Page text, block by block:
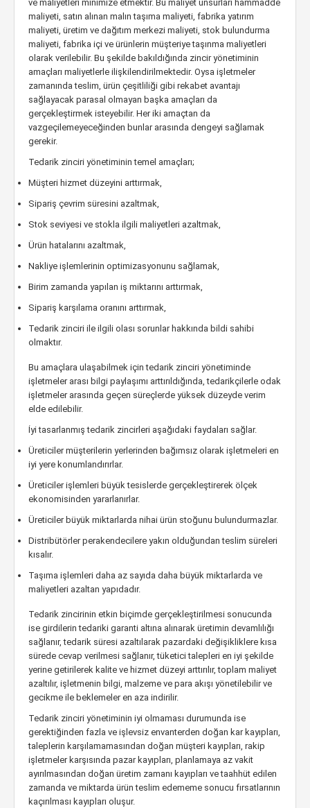
ve maliyetleri minimize etmektir. Bu maliyet unsurları hammadde
maliyeti, satın alınan malın taşıma maliyeti, fabrika yatırım
maliyeti, üretim ve dağıtım merkezi maliyeti, stok bulundurma
maliyeti, fabrika içi ve ürünlerin müşteriye taşınma maliyetleri
olarak verilebilir. Bu şekilde bakıldığında zincir yönetiminin
amaçları maliyetlerle ilişkilendirilmektedir. Oysa işletmeler
zamanında teslim, ürün çeşitliliği gibi rekabet avantajı
sağlayacak parasal olmayan başka amaçları da
gerçekleştirmek isteyebilir. Her iki amaçtan da
vazgeçilemeyeceğinden bunlar arasında dengeyi sağlamak
gerekir.
Tedarik zinciri yönetiminin temel amaçları;
Müşteri hizmet düzeyini arttırmak,
Sipariş çevrim süresini azaltmak,
Stok seviyesi ve stokla ilgili maliyetleri azaltmak,
Ürün hatalarını azaltmak,
Nakliye işlemlerinin optimizasyonunu sağlamak,
Birim zamanda yapılan iş miktarını arttırmak,
Sipariş karşılama oranını arttırmak,
Tedarik zinciri ile ilgili olası sorunlar hakkında bildi sahibi
olmaktır.
Bu amaçlara ulaşabilmek için tedarik zinciri yönetiminde
işletmeler arası bilgi paylaşımı arttırıldığında, tedarikçilerle odak
işletmeler arasında geçen süreçlerde yüksek düzeyde verim
elde edilebilir.
İyi tasarlanmış tedarik zincirleri aşağıdaki faydaları sağlar.
Üreticiler müşterilerin yerlerinden bağımsız olarak işletmeleri en
iyi yere konumlandırırlar.
Üreticiler işlemleri büyük tesislerde gerçekleştirerek ölçek
ekonomisinden yararlanırlar.
Üreticiler büyük miktarlarda nihai ürün stoğunu bulundurmazlar.
Distribütörler perakendecilere yakın olduğundan teslim süreleri
kısalır.
Taşıma işlemleri daha az sayıda daha büyük miktarlarda ve
maliyetleri azaltan yapıdadır.
Tedarik zincirinin etkin biçimde gerçekleştirilmesi sonucunda
ise girdilerin tedariki garanti altına alınarak üretimin devamlılığı
sağlanır, tedarik süresi azaltılarak pazardaki değişikliklere kısa
sürede cevap verilmesi sağlanır, tüketici talepleri en iyi şekilde
yerine getirilerek kalite ve hizmet düzeyi arttırılır, toplam maliyet
azaltılır, işletmenin bilgi, malzeme ve para akışı yönetilebilir ve
gecikme ile beklemeler en aza indirilir.
Tedarik zinciri yönetiminin iyi olmaması durumunda ise
gerektiğinden fazla ve işlevsiz envanterden doğan kar kayıpları,
taleplerin karşılamamasından doğan müşteri kayıpları, rakip
işletmeler karşısında pazar kayıpları, planlamaya az vakit
ayırılmasından doğan üretim zamanı kayıpları ve taahhüt edilen
zamanda ve miktarda ürün teslim edememe sonucu fırsatlarının
kaçırılması kayıpları oluşur.